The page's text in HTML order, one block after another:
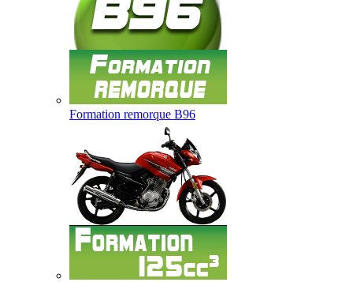
Formation remorque B96